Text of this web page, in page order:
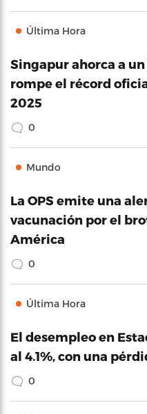
Última Hora
Singapur ahorca a
rompe el récord
2025
0
Mundo
La OPS emite una
vacunación por el
América
0
Última Hora
El desempleo en
al 4.1%, con una
0